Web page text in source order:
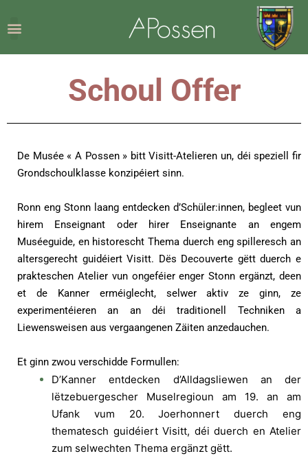
Schoul Offer
De Musée « A Possen » bitt Visitt-Atelieren un, déi speziell fir
Grondschoulklasse konzipéiert sinn.
Ronn eng Stonn laang entdecken d’Schüler:innen, begleet vun
hirem Enseignant oder hirer Enseignante an engem
Muséeguide, en historescht Thema duerch eng spilleresch an
altersgerecht guidéiert Visitt. Dës Decouverte gëtt duerch e
prakteschen Atelier vun ongeféier enger Stonn ergänzt, deen
et de Kanner erméiglecht, selwer aktiv ze ginn, ze
experimentéieren an an déi traditionell Techniken a
Liewensweisen aus vergaangenen Zäiten anzedauchen.
Et ginn zwou verschidde Formullen:
D’Kanner entdecken d’Alldagsliewen an der
lëtzebuergescher Muselregioun am 19. an am
Ufank vum 20. Joerhonnert duerch eng
thematesch guidéiert Visitt, déi duerch en Atelier
zum selwechten Thema ergänzt gëtt.